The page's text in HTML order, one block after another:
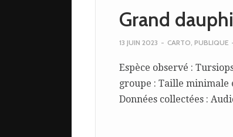
Grand
13 JUIN 2023 - CARTO, PUBLIQUE
Espèce observé :
groupe : Taille minimale
Données collectées :